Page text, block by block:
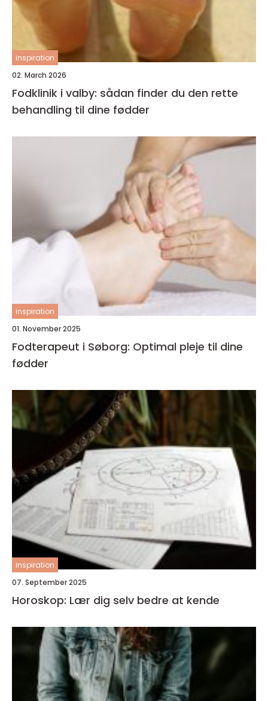
inspiration
02. March 2026
Fodklinik i valby: sådan finder du den rette
behandling til dine fødder
inspiration
01. November 2025
Fodterapeut i Søborg: Optimal pleje til dine
fødder
inspiration
07. September 2025
Horoskop: Lær dig selv bedre at kende